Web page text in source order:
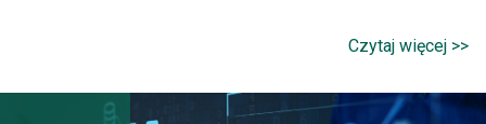
Czytaj więcej >>